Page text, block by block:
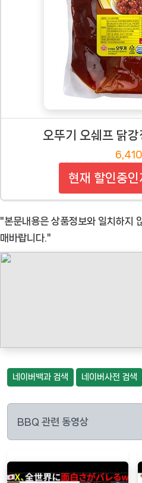
오뚜기 오쉐프 닭
현재 할인중인
"본문내용은 상품정보와 일치하지
매바랍니다."
네이버백과 검색 네이버사전 검색
BBQ 관련 동영상